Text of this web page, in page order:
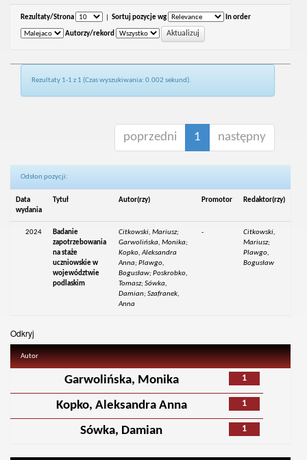
Rezultaty/Strona Sortuj pozycje wg In order
Autorzy/rekord
Rezultaty 1-1 z 1 (Czas wyszukiwania: 0.002 sekund).
poprzedni 1 następny
Odsłon pozycji:
Data
wydania
Tytuł Autor(rzy) Promotor Redaktor(rzy)
2024
Badanie
zapotrzebowania
na staże
uczniowskie w
województwie
podlaskim
Citkowski, Mariusz;
Garwolińska, Monika;
Kopko, Aleksandra
Anna; Plawgo,
Bogusław; Poskrobko,
Tomasz; Sówka,
Damian; Szafranek,
Anna
-
Citkowski,
Mariusz;
Plawgo,
Bogusław
Odkryj
Autor
1
Garwolińska, Monika
1
Kopko, Aleksandra Anna
1
Sówka, Damian